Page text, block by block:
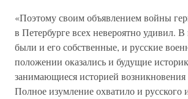
«Поэтому своим объявлением войны
в Петербурге всех невероятно удивил.
были и его собственные, и русские
положении оказались и будущие
занимающиеся историей возникновения
Полное изумление охватило и